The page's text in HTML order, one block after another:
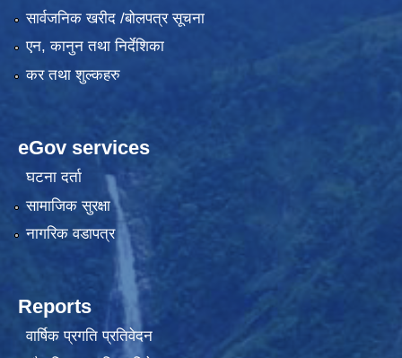
सार्वजनिक खरीद /बोलपत्र सूचना
एन, कानुन तथा निर्देशिका
कर तथा शुल्कहरु
eGov services
घटना दर्ता
सामाजिक सुरक्षा
नागरिक वडापत्र
Reports
वार्षिक प्रगति प्रतिवेदन